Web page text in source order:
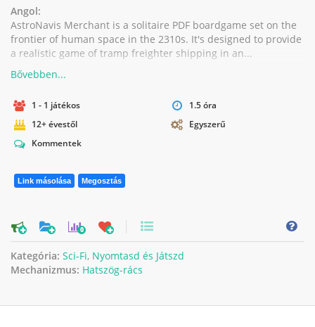
Angol:
AstroNavis Merchant is a solitaire PDF boardgame set on the
frontier of human space in the 2310s. It's designed to provide
a realistic game of tramp freighter shipping in an...
1 - 1 játékos
1.5 óra
12+ évestől
Egyszerű
Kommentek
Link másolása Megosztás
0
Kategória: Sci-Fi, Nyomtasd és Játszd
Mechanizmus: Hatszög-rács